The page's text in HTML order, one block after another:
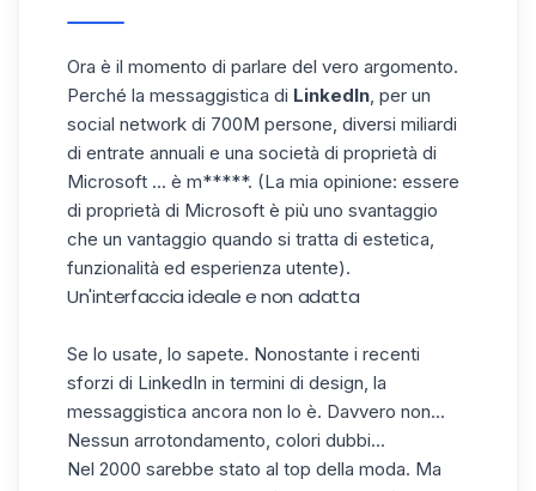
Ora è il momento di parlare del vero argomento.
Perché la messaggistica di LinkedIn, per un
social network di 700M persone, diversi miliardi
di entrate annuali e una società di proprietà di
Microsoft ... è m*****. (La mia opinione: essere
di proprietà di Microsoft è più uno svantaggio
che un vantaggio quando si tratta di estetica,
funzionalità ed esperienza utente).
Un'interfaccia ideale e non adatta
Se lo usate, lo sapete. Nonostante i recenti
sforzi di LinkedIn in termini di design, la
messaggistica ancora non lo è. Davvero non...
Nessun arrotondamento, colori dubbi...
Nel 2000 sarebbe stato al top della moda. Ma